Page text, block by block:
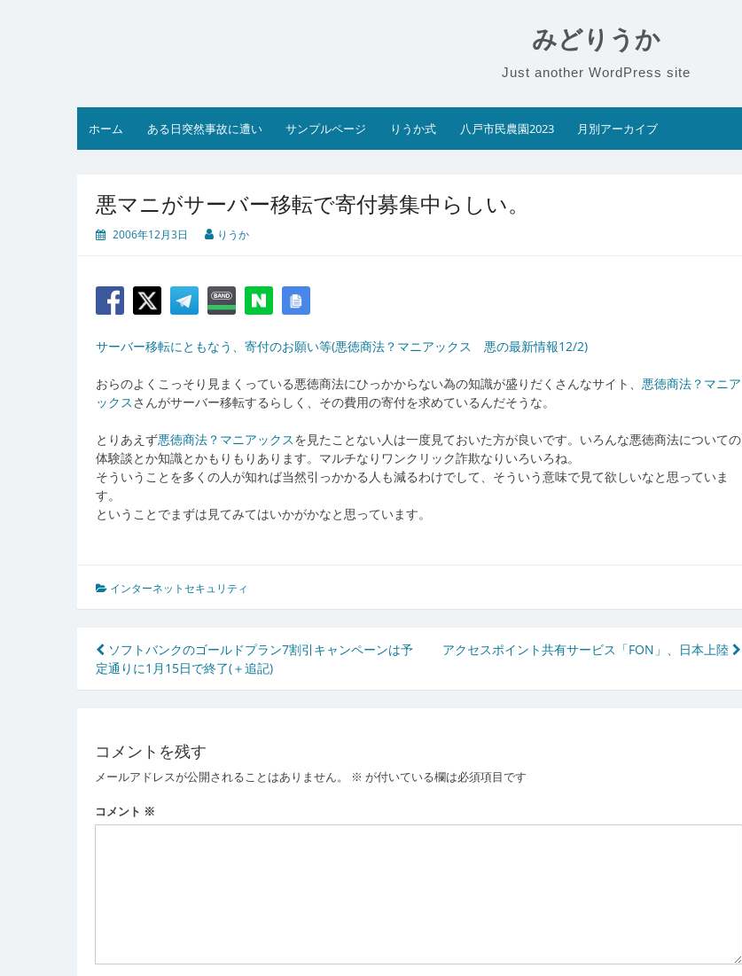
みどりうか
Just another WordPress site
ホーム ある日突然事故に遭い サンプルページ りうか式 八戸市民農園2023 月別アーカイブ
悪マニがサーバー移転で寄付募集中らしい。
2006年12月3日 りうか
サーバー移転にともなう、寄付のお願い等(悪徳商法？マニアックス 悪の最新情報12/2)
おらのよくこっそり見まくっている悪徳商法にひっかからない為の知識が盛りだくさんなサイト、 悪徳商法？マニア
ックス さんがサーバー移転するらしく、その費用の寄付を求めているんだそうな。
とりあえず悪徳商法？マニアックスを見たことない人は一度見ておいた方が良いです。いろんな悪徳商法についての
体験談とか知識とかもりもりあります。マルチなりワンクリック詐欺なりいろいろね。
そういうことを多くの人が知れば当然引っかかる人も減るわけでして、そういう意味で見て欲しいなと思っていま
す。
ということでまずは見てみてはいかがかなと思っています。
インターネットセキュリティ
投
稿
ビ
ゲ
ー
シ
ソフトバンクのゴールドプラン7割引キャンペーンは予
定通りに1月15日で終了(＋追記)
アクセスポイント共有サービス「FON」、日本上陸
コメントを残す
メールアドレスが公開されることはありません。 ※ が付いている欄は必須項目です
コメント ※